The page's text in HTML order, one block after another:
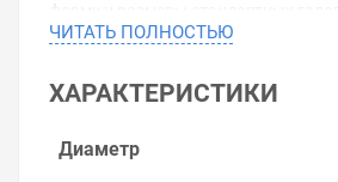
капсульных ламп и идеально
ламп. Специальная конструкция
угол рассеивания света до 360°.
источником света - компактный
ЧИТАТЬ ПОЛНОСТЬЮ
ХАРАКТЕРИСТИКИ
Диаметр